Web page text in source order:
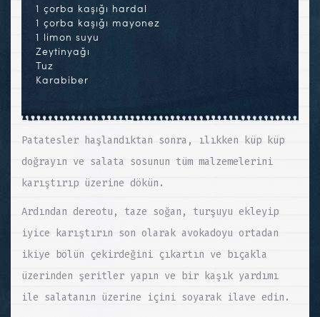
1 çorba kaşığı hardal
1 çorba kaşığı mayonez
1 limon suyu
Zeytinyağı
Tuz
Karabiber
Patatesler haşlandıktan sonra, ılıkken küp küp
doğrayın ve salata sosunun tüm malzemelerini
karıştırıp üzerine dökün.
Ardından dereotu, taze soğan, turşuyu ekleyip
iyice karıştırın son olarak avokadoyu ortadan
ikiye bölün çekirdeğini çıkartın ve bıçakla
üzerinden şeritler yapın ve bir kaşık yardımı
ile salatanın üzerine içini soyarak ilave edin.